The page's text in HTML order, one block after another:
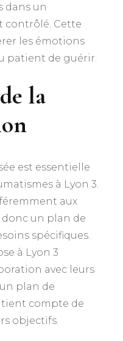
dans un
contrôlé. Cette
les émotions
patient de guérir.
la
est essentielle
à Lyon 3.
aux
un plan de
spécifiques.
à Lyon 3
avec leurs
plan de
compte de
objectifs.